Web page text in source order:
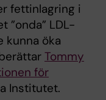
fettinlagring i
”onda” LDL-
kunna öka
Tommy
för
Institutet.